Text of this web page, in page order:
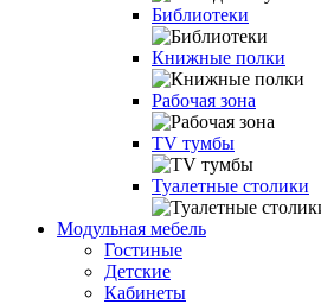
Библиотеки
Книжные полки
Рабочая зона
TV тумбы
Туалетные столики
Модульная мебель
Гостиные
Детские
Кабинеты